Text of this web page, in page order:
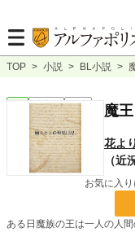
TOP > 小説 > BL小説 >
連載中 長編 魔
花よ
（近
お気に入
ある日魔族の王は一人の人間